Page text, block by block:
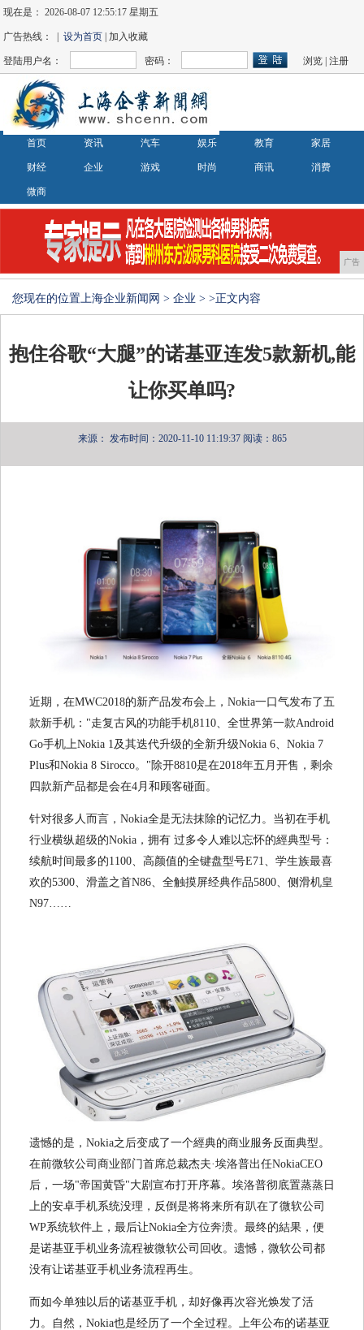
现在是：2026-08-07 12:55:18 星期五
广告热线： |设为首页 | 加入收藏
登陆用户名： 密码： 浏览 |注册
首页 资讯 汽车 娱乐 教育 家居
财经 企业 游戏 时尚 商讯 消费
微商
广告
您现在的位置上海企业新闻网 > 企业 > >正文内容
抱住谷歌“大腿”的诺基亚连发5款新机,能
让你买单吗?
来源： 发布时间：2020-11-10 11:19:37 阅读：865
近期，在MWC2018的新产品发布会上，Nokia一口气发布了五
款新手机："走复古风的功能手机8110、全世界第一款Android
Go手机上Nokia 1及其迭代升级的全新升级Nokia 6、Nokia 7
Plus和Nokia 8 Sirocco。"除开8810是在2018年五月开售，剩余
四款新产品都是会在4月和顾客碰面。
针对很多人而言，Nokia全是无法抹除的记忆力。当初在手机
行业横纵超级的Nokia，拥有 过多令人难以忘怀的經典型号：
续航时间最多的1100、高颜值的全键盘型号E71、学生族最喜
欢的5300、滑盖之首N86、全触摸屏经典作品5800、侧滑机皇
N97……
遗憾的是，Nokia之后变成了一个經典的商业服务反面典型。
在前微软公司商业部门首席总裁杰夫·埃洛普出任NokiaCEO
后，一场"帝国黄昏"大剧宣布打开序幕。埃洛普彻底置蒸蒸日
上的安卓手机系统没理，反倒是将将来所有趴在了微软公司
WP系统软件上，最后让Nokia全方位奔溃。最终的結果，便
是诺基亚手机业务流程被微软公司回收。遗憾，微软公司都
没有让诺基亚手机业务流程再生。
而如今单独以后的诺基亚手机，却好像再次容光焕发了活
力。自然，Nokia也是经历了一个全过程。上年公布的诺基亚